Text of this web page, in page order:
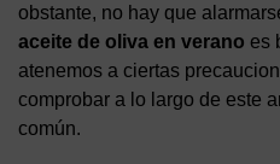
obstante, no hay que
aceite de oliva en verano es
atenemos a ciertas
comprobar a lo largo de este
común.